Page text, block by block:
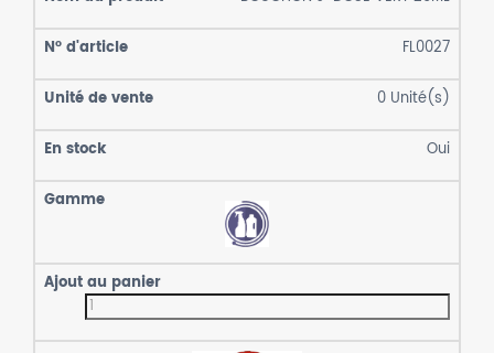
FL0027
0 Unité(s)
Oui